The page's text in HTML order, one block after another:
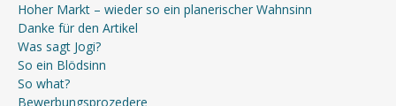
Hoher Markt – wieder so ein planerischer Wahnsinn
Danke für den Artikel
Was sagt Jogi?
So ein Blödsinn
So what?
Bewerbungsprozedere